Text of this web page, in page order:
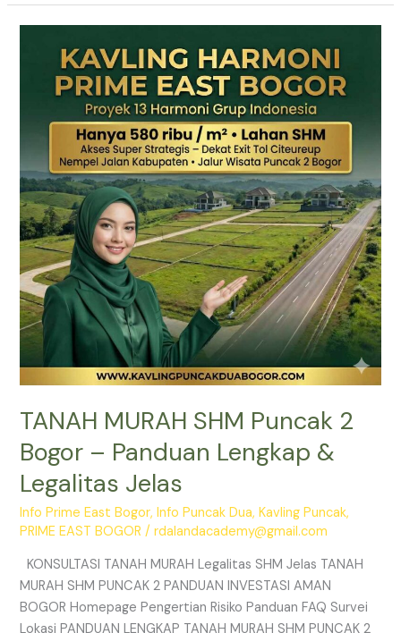
TANAH MURAH SHM Puncak 2
Bogor – Panduan Lengkap &
Legalitas Jelas
Info Prime East Bogor,Info Puncak Dua,Kavling Puncak,
PRIME EAST BOGOR /rdalandacademy@gmail.com
KONSULTASI TANAH MURAH Legalitas SHM Jelas TANAH
MURAH SHM PUNCAK 2 PANDUAN INVESTASI AMAN
BOGOR Homepage Pengertian Risiko Panduan FAQ Survei
Lokasi PANDUAN LENGKAP TANAH MURAH SHM PUNCAK 2
MURAH
Puncak
Panduan
Lengkap
&
Legalitas
Jelas